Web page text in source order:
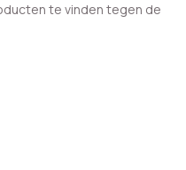
te vinden tegen de